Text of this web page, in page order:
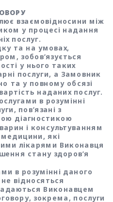
взаємовідносини між
у процесі надання
послуг.
та на умовах,
зобов’язується
у нього таких
послуги, а Замовник
та у повному обсязі
наданих послуг.
в розумінні
пов’язані з
діагностикою
і консультуванням
які
лікарями Виконавця
стану здоров’я
в розумінні даного
відносяться
Виконавцем
зокрема, послуги